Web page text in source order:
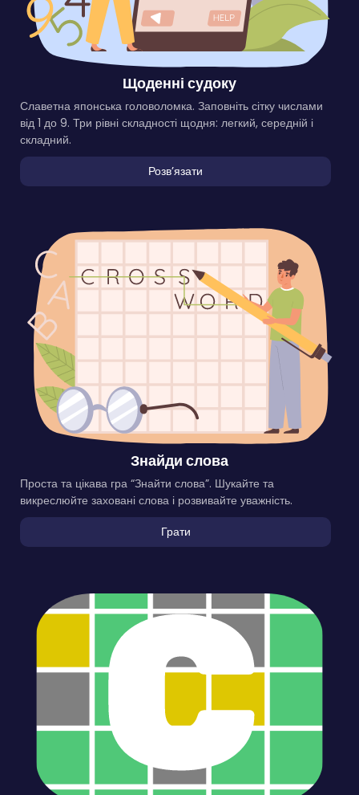
Щоденні судоку
Славетна японська головоломка. Заповніть сітку числами
від 1 до 9. Три рівні складності щодня: легкий, середній і
складний.
Розвʼязати
Знайди слова
Проста та цікава гра “Знайти слова”. Шукайте та
викреслюйте заховані слова і розвивайте уважність.
Грати